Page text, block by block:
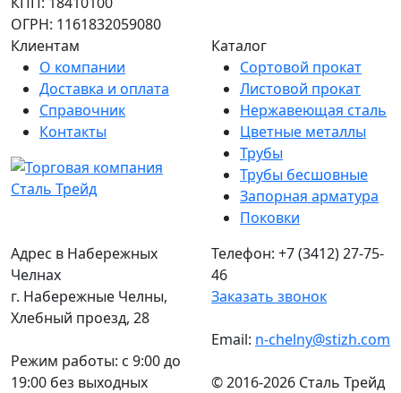
ОГРН: 1161832059080
Клиентам
О компании
Доставка и оплата
Справочник
Контакты
Каталог
Сортовой прокат
Листовой прокат
Нержавеющая сталь
Цветные металлы
Трубы
Трубы бесшовные
Запорная арматура
Поковки
Адрес в Набережных
Челнах
г. Набережные Челны,
Хлебный проезд, 28
Режим работы: c 9:00 до
19:00 без выходных
Телефон: +7 (3412) 27-75-
46
Заказать звонок
Email: n-chelny@stizh.com
© 2016-2026 Сталь Трейд